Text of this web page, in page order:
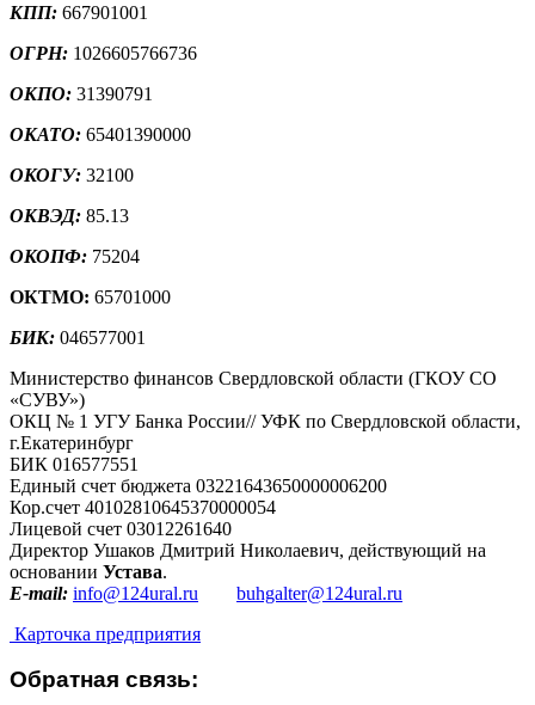
КПП: 667901001
ОГРН: 1026605766736
ОКПО: 31390791
ОКАТО: 65401390000
ОКОГУ: 32100
ОКВЭД: 85.13
ОКОПФ: 75204
ОКТМО: 65701000
БИК: 046577001
Министерство финансов Свердловской области (ГКОУ СО
«СУВУ»)
ОКЦ № 1 УГУ Банка России// УФК по Свердловской области,
г.Екатеринбург
БИК 016577551
Единый счет бюджета 03221643650000006200
Кор.счет 40102810645370000054
Лицевой счет 03012261640
Директор Ушаков Дмитрий Николаевич, действующий на
основании Устава.
E-mail: info@124ural.ru
buhgalter@124ural.ru
Карточка предприятия
Обратная связь: